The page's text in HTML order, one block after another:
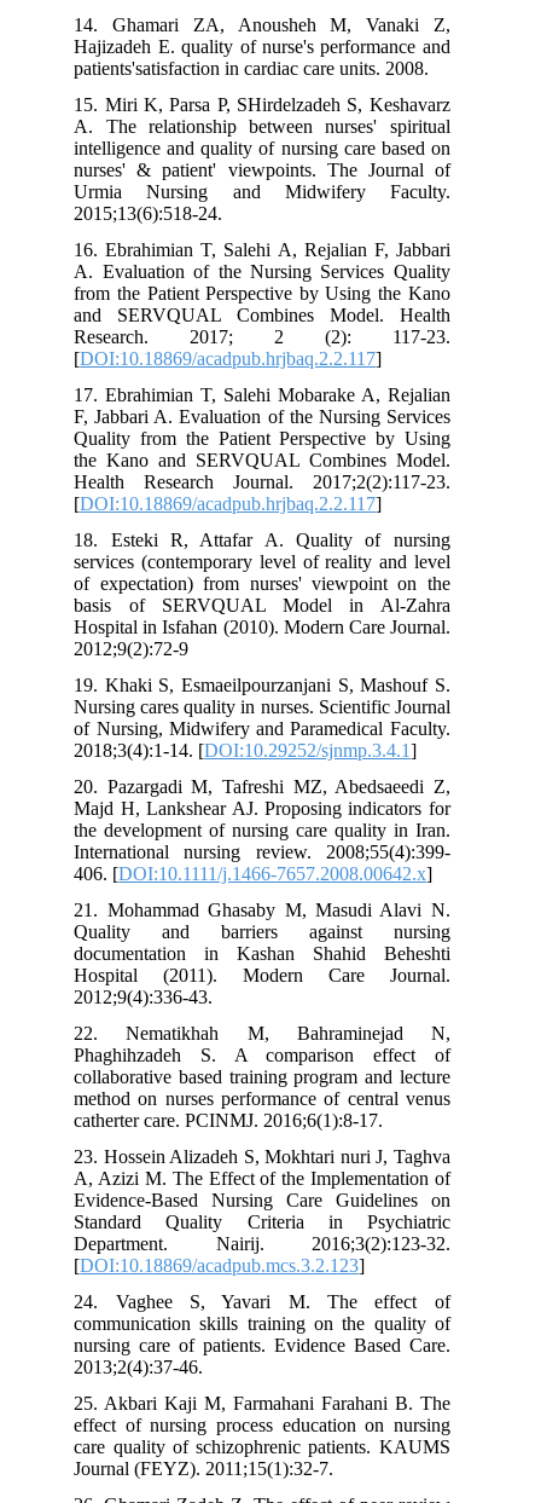
14. Ghamari ZA, Anousheh M, Vanaki Z,
Hajizadeh E. quality of nurse's performance and
patients'satisfaction in cardiac care units. 2008.
15. Miri K, Parsa P, SHirdelzadeh S, Keshavarz
A. The relationship between nurses' spiritual
intelligence and quality of nursing care based on
nurses' & patient' viewpoints. The Journal of
Urmia Nursing and Midwifery Faculty.
2015;13(6):518-24.
16. Ebrahimian T, Salehi A, Rejalian F, Jabbari
A. Evaluation of the Nursing Services Quality
from the Patient Perspective by Using the Kano
and SERVQUAL Combines Model. Health
Research. 2017; 2 (2): 117-23.
[DOI:10.18869/acadpub.hrjbaq.2.2.117
17. Ebrahimian T, Salehi Mobarake A, Rejalian
F, Jabbari A. Evaluation of the Nursing Services
Quality from the Patient Perspective by Using
the Kano and SERVQUAL Combines Model.
Health Research Journal. 2017;2(2):117-23.
[DOI:10.18869/acadpub.hrjbaq.2.2.117
18. Esteki R, Attafar A. Quality of nursing
services (contemporary level of reality and level
of expectation) from nurses' viewpoint on the
basis of SERVQUAL Model in Al-Zahra
Hospital in Isfahan (2010). Modern Care Journal.
2012;9(2):72-9
19. Khaki S, Esmaeilpourzanjani S, Mashouf S.
Nursing cares quality in nurses. Scientific Journal
of Nursing, Midwifery and Paramedical Faculty.
2018;3(4):1-14. [DOI:10.29252/sjnmp.3.4.1
20. Pazargadi M, Tafreshi MZ, Abedsaeedi Z,
Majd H, Lankshear AJ. Proposing indicators for
the development of nursing care quality in Iran.
International nursing review. 2008;55(4):399-
406. [DOI:10.1111/j.1466-7657.2008.00642.x
21. Mohammad Ghasaby M, Masudi Alavi N.
Quality and barriers against nursing
documentation in Kashan Shahid Beheshti
Hospital (2011). Modern Care Journal.
2012;9(4):336-43.
22. Nematikhah M, Bahraminejad N,
Phaghihzadeh S. A comparison effect of
collaborative based training program and lecture
method on nurses performance of central venus
catherter care. PCINMJ. 2016;6(1):8-17.
23. Hossein Alizadeh S, Mokhtari nuri J, Taghva
A, Azizi M. The Effect of the Implementation of
Evidence-Based Nursing Care Guidelines on
Standard Quality Criteria in Psychiatric
Department. Nairij. 2016;3(2):123-32.
[DOI:10.18869/acadpub.mcs.3.2.123
24. Vaghee S, Yavari M. The effect of
communication skills training on the quality of
nursing care of patients. Evidence Based Care.
2013;2(4):37-46.
25. Akbari Kaji M, Farmahani Farahani B. The
effect of nursing process education on nursing
care quality of schizophrenic patients. KAUMS
Journal (FEYZ). 2011;15(1):32-7.